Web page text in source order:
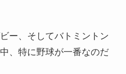
ー、そしてバトミントン
、特に野球が一番なのだ